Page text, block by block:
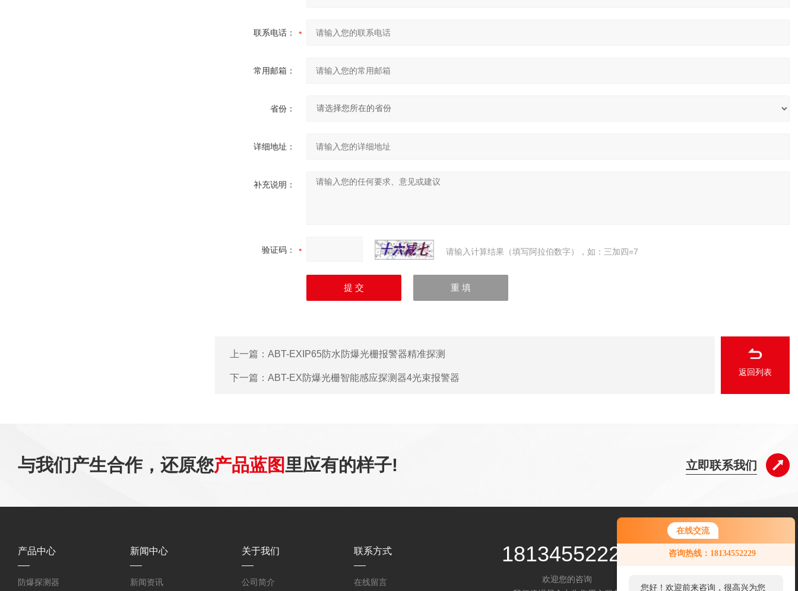
在线交流
咨询热线：18134552229
您好！欢迎前来咨询，很高兴为您
联系电话：
常用邮箱：
省份：
详细地址：
补充说明：
验证码： 请输入计算结果（填写阿拉伯数字），如：三加四=7
上一篇： ABT-EXIP65防水防爆光栅报警器精准探测
下一篇： ABT-EX防爆光栅智能感应探测器4光束报警器
返回列表
与我们产生合作，还原您产品蓝图里应有的样子! 立即联系我们
产品中心
防爆探测器
新闻中心
新闻资讯
关于我们
公司简介
联系方式
在线留言
18134552229
欢迎您的咨询